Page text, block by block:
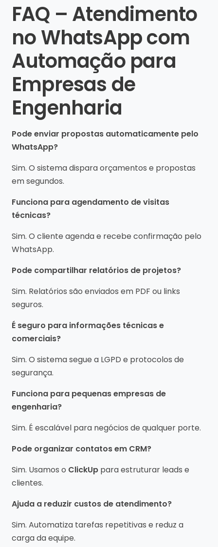
FAQ – Atendimento
no WhatsApp com
Automação para
Empresas de
Engenharia
Pode enviar propostas automaticamente pelo
WhatsApp?
Sim. O sistema dispara orçamentos e propostas
em segundos.
Funciona para agendamento de visitas
técnicas?
Sim. O cliente agenda e recebe confirmação pelo
WhatsApp.
Pode compartilhar relatórios de projetos?
Sim. Relatórios são enviados em PDF ou links
seguros.
É seguro para informações técnicas e
comerciais?
Sim. O sistema segue a LGPD e protocolos de
segurança.
Funciona para pequenas empresas de
engenharia?
Sim. É escalável para negócios de qualquer porte.
Pode organizar contatos em CRM?
Sim. Usamos o ClickUp para estruturar leads e
clientes.
Ajuda a reduzir custos de atendimento?
Sim. Automatiza tarefas repetitivas e reduz a
carga da equipe.